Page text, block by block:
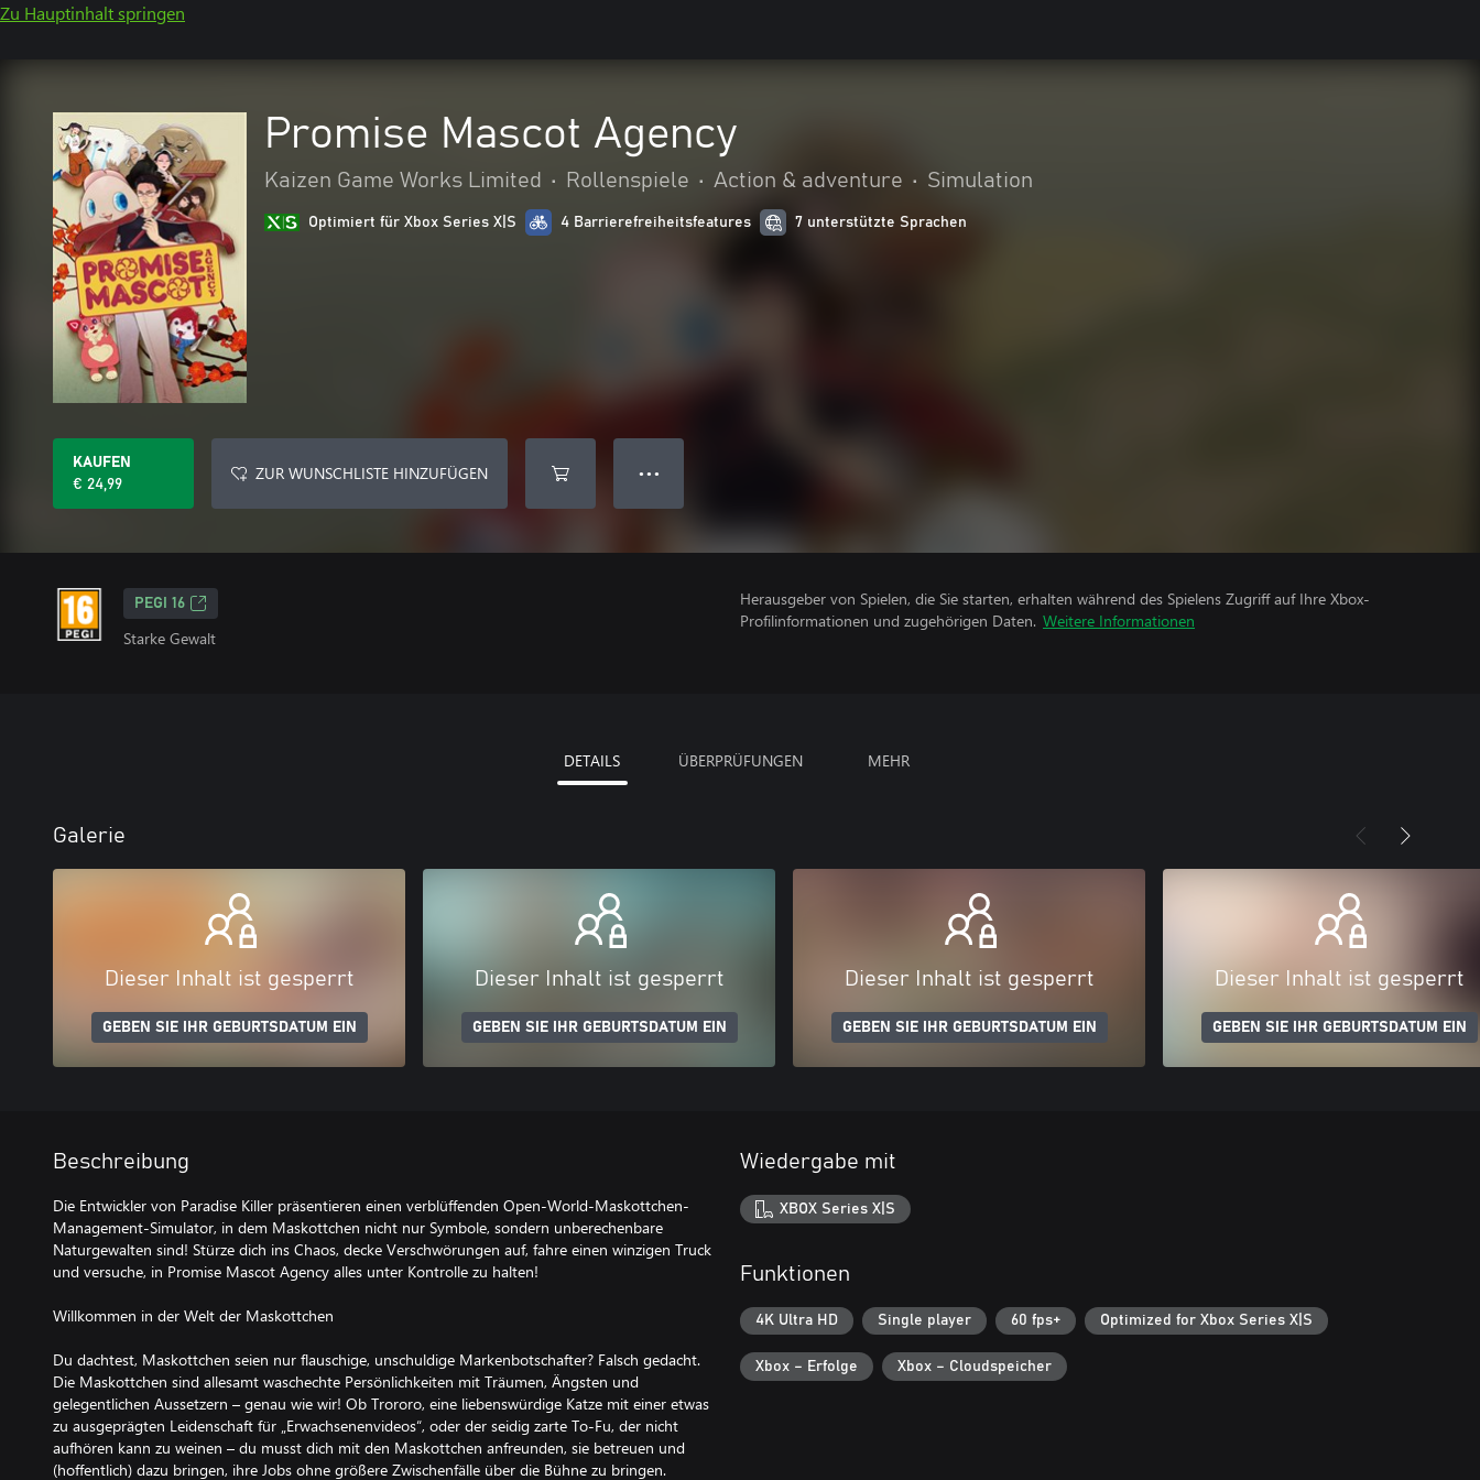
Zu Hauptinhalt springen
Promise Mascot Agency
Kaizen Game Works Limited • Rollenspiele • Action & adventure • Simulation
Optimiert für Xbox Series X|S 4 Barrierefreiheitsfeatures 7 unterstützte Sprachen
KAUFEN
€ 24,99
ZUR WUNSCHLISTE HINZUFÜGEN ● ● ●
PEGI 16
Starke Gewalt
Herausgeber von Spielen, die Sie starten, erhalten während des Spielens Zugriff auf Ihre Xbox-
Profilinformationen und zugehörigen Daten. Weitere Informationen
DETAILS ÜBERPRÜFUNGEN MEHR
Galerie
Dieser Inhalt ist gesperrt
GEBEN SIE IHR GEBURTSDATUM EIN
Dieser Inhalt ist gesperrt
GEBEN SIE IHR GEBURTSDATUM EIN
Dieser Inhalt ist gesperrt
GEBEN SIE IHR GEBURTSDATUM EIN
Dieser Inhalt ist gesperrt
GEBEN SIE IHR GEBURTSDATUM EIN
Beschreibung
Die Entwickler von Paradise Killer präsentieren einen verblüffenden Open-World-Maskottchen-
Management-Simulator, in dem Maskottchen nicht nur Symbole, sondern unberechenbare
Naturgewalten sind! Stürze dich ins Chaos, decke Verschwörungen auf, fahre einen winzigen Truck
und versuche, in Promise Mascot Agency alles unter Kontrolle zu halten!
Willkommen in der Welt der Maskottchen
Du dachtest, Maskottchen seien nur flauschige, unschuldige Markenbotschafter? Falsch gedacht.
Die Maskottchen sind allesamt waschechte Persönlichkeiten mit Träumen, Ängsten und
gelegentlichen Aussetzern – genau wie wir! Ob Trororo, eine liebenswürdige Katze mit einer etwas
zu ausgeprägten Leidenschaft für „Erwachsenenvideos“, oder der seidig zarte To-Fu, der nicht
aufhören kann zu weinen – du musst dich mit den Maskottchen anfreunden, sie betreuen und
(hoffentlich) dazu bringen, ihre Jobs ohne größere Zwischenfälle über die Bühne zu bringen.
Wiedergabe mit
XBOX Series X|S
Funktionen
4K Ultra HD Single player 60 fps+ Optimized for Xbox Series X|S
Xbox – Erfolge Xbox – Cloudspeicher